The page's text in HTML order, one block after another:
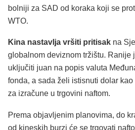
bolniji za SAD od koraka koji se
WTO.
Kina nastavlja vršiti pritisak na
globalnom deviznom tržištu. Ranije
uključiti juan na popis valuta
fonda, a sada želi istisnuti dolar
za izračune u trgovini naftom.
Prema objavljenim planovima, do
od kineskih burzi će se trgovati